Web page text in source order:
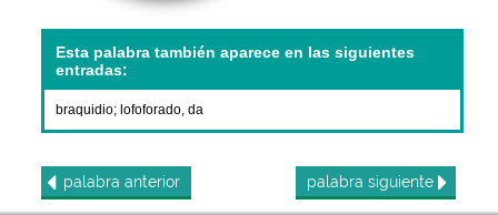
Esta palabra también aparece en las siguientes
entradas:
braquidio; lofoforado, da
palabra anterior palabra siguiente